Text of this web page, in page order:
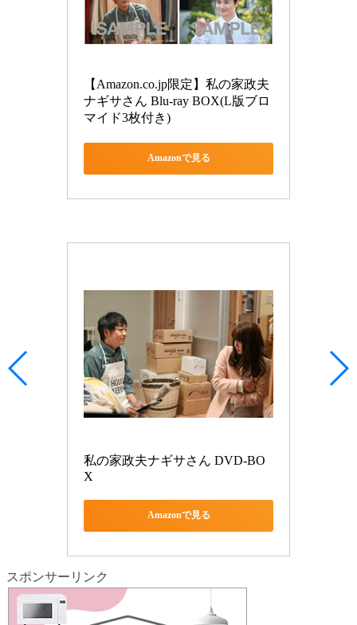
【Amazon.co.jp限定】私の家政夫
ナギサさん Blu-ray BOX(L版ブロ
マイド3枚付き)
Amazonで見る
私の家政夫ナギサさん DVD-BO
X
Amazonで見る
スポンサーリンク